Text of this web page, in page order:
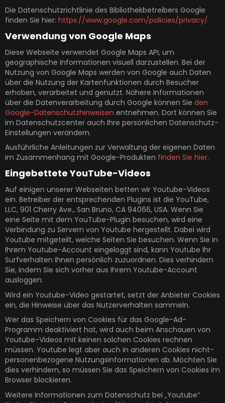
Die Datenschutzrichtlinie des Bibliothekbetreibers Google
finden Sie hier: https://www.google.com/policies/privacy/
Verwendung von Google Maps
Diese Webseite verwendet Google Maps API, um
geographische Informationen visuell darzustellen. Bei der
Nutzung von Google Maps werden von Google auch Daten
über die Nutzung der Kartenfunktionen durch Besucher
erhoben, verarbeitet und genutzt. Nähere Informationen
über die Datenverarbeitung durch Google können Sie den
Google-Datenschutzhinweisen entnehmen. Dort können Sie
im Datenschutzcenter auch Ihre persönlichen Datenschutz-
Einstellungen verändern.
Ausführliche Anleitungen zur Verwaltung der eigenen Daten
im Zusammenhang mit Google-Produkten finden Sie hier.
Eingebettete YouTube-Videos
Auf einigen unserer Webseiten betten wir Youtube-Videos
ein. Betreiber der entsprechenden Plugins ist die YouTube,
LLC, 901 Cherry Ave., San Bruno, CA 94066, USA. Wenn Sie
eine Seite mit dem YouTube-Plugin besuchen, wird eine
Verbindung zu Servern von Youtube hergestellt. Dabei wird
Youtube mitgeteilt, welche Seiten Sie besuchen. Wenn Sie in
Ihrem Youtube-Account eingeloggt sind, kann Youtube Ihr
Surfverhalten Ihnen persönlich zuzuordnen. Dies verhindern
Sie, indem Sie sich vorher aus Ihrem Youtube-Account
ausloggen.
Wird ein Youtube-Video gestartet, setzt der Anbieter Cookies
ein, die Hinweise über das Nutzerverhalten sammeln.
Wer das Speichern von Cookies für das Google-Ad-
Programm deaktiviert hat, wird auch beim Anschauen von
Youtube-Videos mit keinen solchen Cookies rechnen
müssen. Youtube legt aber auch in anderen Cookies nicht-
personenbezogene Nutzungsinformationen ab. Möchten Sie
dies verhindern, so müssen Sie das Speichern von Cookies im
Browser blockieren.
Weitere Informationen zum Datenschutz bei „Youtube“